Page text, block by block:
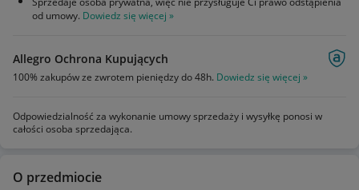
od umowy. Dowiedz się więcej »
Allegro Ochrona Kupujących
100% zakupów ze zwrotem pieniędzy do 48h. Dowiedz się więcej »
Odpowiedzialność za wykonanie umowy sprzedaży i wysyłkę ponosi w
całości osoba sprzedająca.
O przedmiocie